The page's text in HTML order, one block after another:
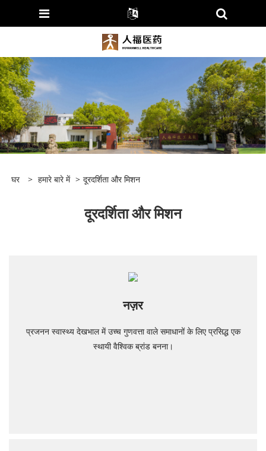
घर > हमारे बारे में > दूरदर्शिता और मिशन
दूरदर्शिता और मिशन
नज़र
प्रजनन स्वास्थ्य देखभाल में उच्च गुणवत्ता वाले समाधानों के लिए प्रसिद्ध एक
स्थायी वैश्विक ब्रांड बनना।